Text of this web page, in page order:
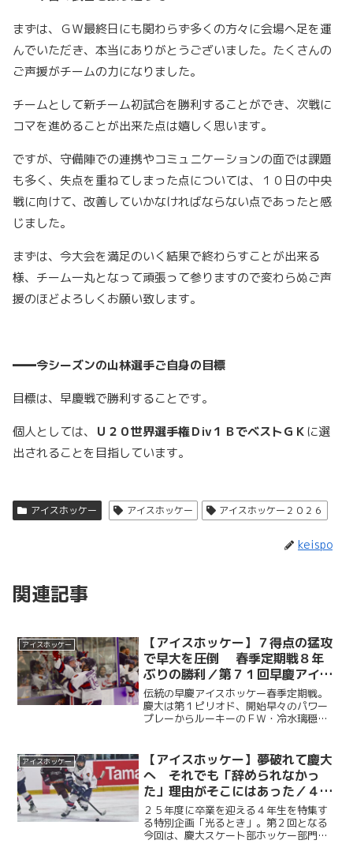
まずは、ＧＷ最終日にも関わらず多くの方々に会場へ足を運
んでいただき、本当にありがとうございました。たくさんの
ご声援がチームの力になりました。
チームとして新チーム初試合を勝利することができ、次戦に
コマを進めることが出来た点は嬉しく思います。
ですが、守備陣での連携やコミュニケーションの面では課題
も多く、失点を重ねてしまった点については、１０日の中央
戦に向けて、改善していかなければならない点であったと感
じました。
まずは、今大会を満足のいく結果で終わらすことが出来る
様、チーム一丸となって頑張って参りますので変わらぬご声
援のほどよろしくお願い致します。
━━今シーズンの山林選手ご自身の目標
目標は、早慶戦で勝利することです。
個人としては、
Ｕ２０世界選手権Ｄiv１ＢでベストＧＫに選
出されることを目指しています。
アイスホッケー アイスホッケー アイスホッケー２０２６
keispo
関連記事
アイスホッケー
【アイスホッケー】７得点の猛攻
で早大を圧倒 春季定期戦８年
ぶりの勝利／第７１回早慶アイス
ホッケー春季定期戦
伝統の早慶アイスホッケー春季定期戦。
慶大は第１ピリオド、開始早々のパワー
プレーからルーキーのＦＷ・冷水璃穏
應）、ＦＷ・芝田光希（経３・都市大付
属）も続き３点のリードを奪う。...
アイスホッケー
【アイスホッケー】夢破れて慶大
へ それでも「辞められなかっ
た」理由がそこにはあった／４年
生卒業企画「光るとき」 No.
２・勝見斗軌
２５年度に卒業を迎える４年生を特集す
る特別企画「光るとき」。第２回となる
今回は、慶大スケート部ホッケー部門が